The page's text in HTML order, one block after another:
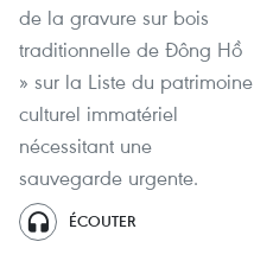
de la gravure sur bois
traditionnelle de Đông Hồ
» sur la Liste du patrimoine
culturel immatériel
nécessitant une
sauvegarde urgente.
ÉCOUTER